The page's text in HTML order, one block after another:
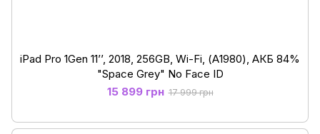
iPad Pro 1Gen 11’’, 2018, 256GB, Wi-Fi, (А1980), АКБ 84%
"Space Grey" No Face ID
15 899 грн 17 999 грн